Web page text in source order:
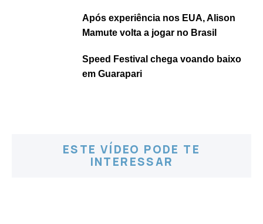
Após experiência nos EUA, Alison
Mamute volta a jogar no Brasil
Speed Festival chega voando baixo
em Guarapari
ESTE VÍDEO PODE TE
INTERESSAR